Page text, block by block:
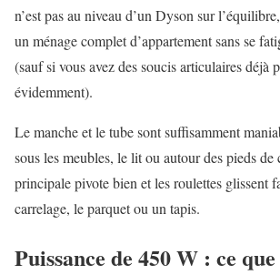
n’est pas au niveau d’un Dyson sur
un ménage complet d’appartement sans se
(sauf si vous avez des soucis articulaires déjà
évidemment).
Le manche et le tube sont suffisamment
sous les meubles, le lit ou autour des pieds de
principale pivote bien et les roulettes glissent
carrelage, le parquet ou un tapis.
Puissance de 450 W : ce